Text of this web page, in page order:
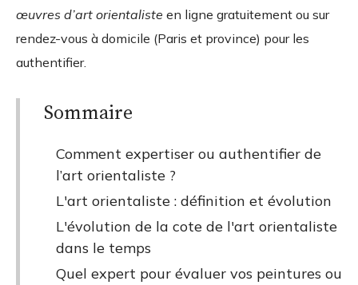
œuvres d’art orientaliste en ligne gratuitement ou sur
rendez-vous à domicile (Paris et province) pour les
authentifier.
Sommaire
Comment expertiser ou authentifier de
l’art orientaliste ?
L'art orientaliste : définition et évolution
L'évolution de la cote de l'art orientaliste
dans le temps
Quel expert pour évaluer vos peintures ou